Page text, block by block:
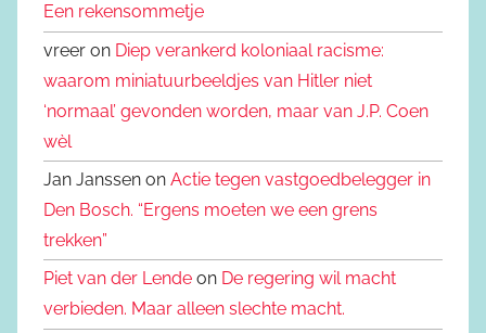
Een rekensommetje
vreer on Diep verankerd koloniaal racisme:
waarom miniatuurbeeldjes van Hitler niet
‘normaal’ gevonden worden, maar van J.P. Coen
wèl
Jan Janssen on Actie tegen vastgoedbelegger in
Den Bosch. “Ergens moeten we een grens
trekken”
Piet van der Lende on De regering wil macht
verbieden. Maar alleen slechte macht.